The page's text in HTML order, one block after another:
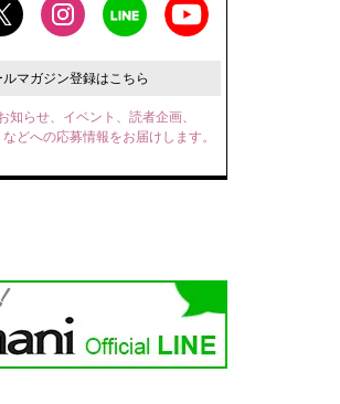
ルマガジン登録はこちら
知らせ、イベント、読者企画、
どへの応募情報をお届けします。